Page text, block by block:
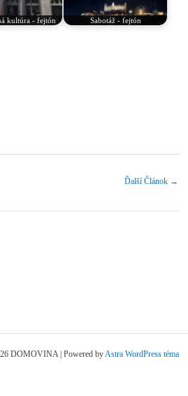
kultúra - fejtón Sabotáž - fejtón
Ďalší Článok →
DOMOVINA | Powered byAstra WordPress téma